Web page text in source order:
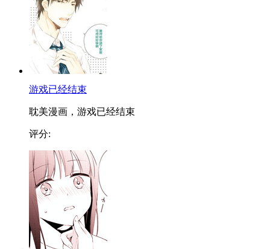
游戏已经结束
耽美漫画，游戏已经结束
评分: